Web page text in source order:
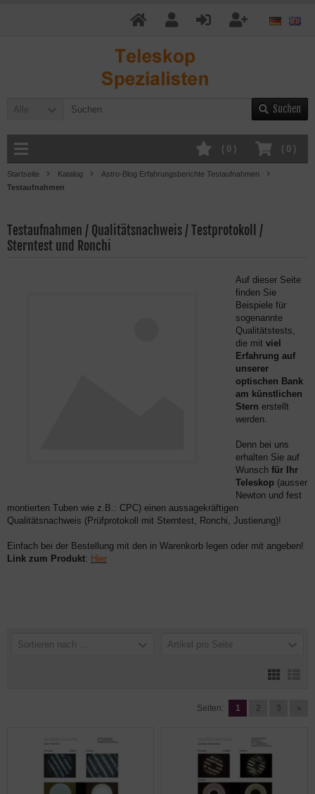
Alle Suchen
( 0 )
( 0 )
Startseite Katalog
Astro-Blog Erfahrungsberichte Testaufnahmen
Testaufnahmen
Testaufnahmen / Qualitätsnachweis / Testprotokoll /
Sterntest und Ronchi
Auf dieser Seite
finden Sie
Beispiele für
sogenannte
Qualitätstests,
die mit viel
Erfahrung auf
unserer
optischen Bank
am künstlichen
Stern erstellt
werden.
Denn bei uns
erhalten Sie auf
Wunsch für Ihr
Teleskop (ausser
Newton und fest
montierten Tuben wie z.B.: CPC) einen aussagekräftigen
Qualitätsnachweis (Prüfprotokoll mit Sterntest, Ronchi, Justierung)!
Einfach bei der Bestellung mit den in Warenkorb legen oder mit angeben!
Link zum Produkt: Hier
Sortieren nach ... Artikel pro Seite
Seiten: 1 2 3 »